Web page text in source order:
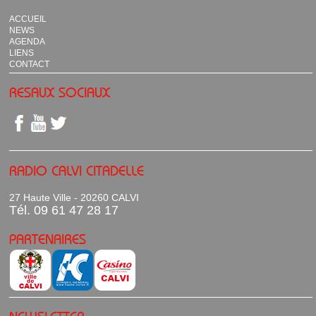
ACCUEIL
NEWS
AGENDA
LIENS
CONTACT
RESAUX SOCIAUX
RADIO CALVI CITADELLE
27 Haute Ville - 20260 CALVI
Tél. 09 61 47 28 17
PARTENAIRES